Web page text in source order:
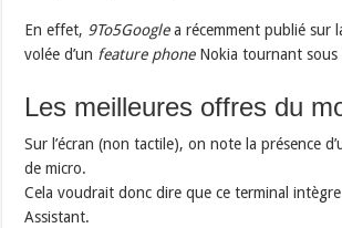
En effet, 9To5Googlea récemment publié sur
volée d’un feature phoneNokia tournant sous
Les meilleures offres du
Sur l’écran (non tactile), on note la présence
de micro.
Cela voudrait donc dire que ce terminal
Assistant.